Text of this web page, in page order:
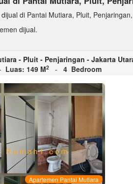
di Pantai Mutiara, Pluit,
dijual.
- Pluit - Penjaringan - Jakarta
Luas: 149 M2 - 4 Bedroom
Apartemen Pantai Mutiara